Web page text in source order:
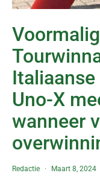
Uno-X
wanneer
Redactie Maart 8, 2024